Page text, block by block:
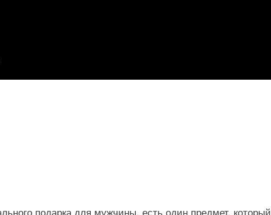
подарка для мужчины, есть один предмет, который